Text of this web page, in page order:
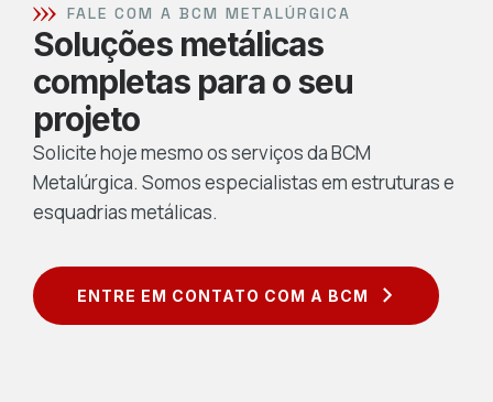
FALE COM A BCM METALÚRGICA
Soluções metálicas
completas para o seu
projeto
Solicite hoje mesmo os serviços da BCM
Metalúrgica. Somos especialistas em estruturas e
esquadrias metálicas.
ENTRE EM CONTATO COM A BCM